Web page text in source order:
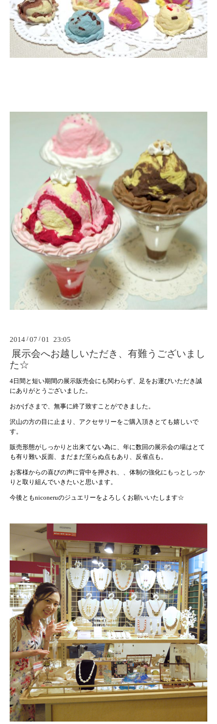
2014 /07 /01 23:05
展示会へお越しいただき、有難うございまし
た☆
4日間と短い期間の展示販売会にも関わらず、
足をお運びいただき誠
にありがとうございました。
おかげさまで、無事に終了致すことができました。
沢山の方の目に止まり、アクセサリーをご購入頂きとても嬉しいで
す。
販売形態がしっかりと出来てない為に、年に数回の展示会の場はとて
も有り難い反面、まだまだ至らぬ点もあり、反省点も。
お客様からの喜びの声に背中を押され、、体制の強化にもっとしっか
りと取り組んでいきたいと思います。
今後ともniconeruのジュエリーをよろしくお願いいたします☆